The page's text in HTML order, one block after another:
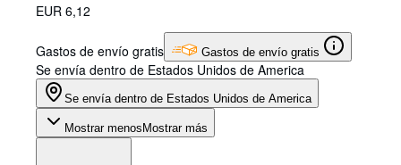
EUR 6,12
Gastos de envío gratis Gastos de envío gratis
Se envía dentro de Estados Unidos de America
Se envía dentro de Estados Unidos de America
Mostrar menos Mostrar más